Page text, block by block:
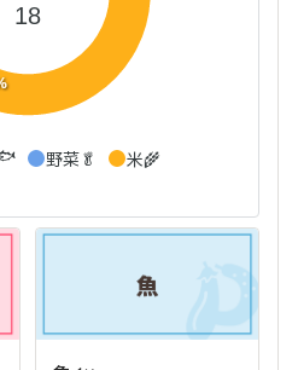
18
野菜🥬 米🌾